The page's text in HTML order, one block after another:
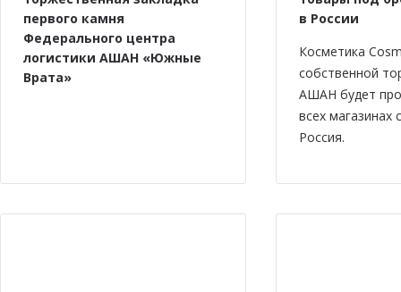
первого камня
Федерального центра
логистики АШАН «Южные
Врата»
в России
Косметика
собственной
АШАН будет
всех
Россия.